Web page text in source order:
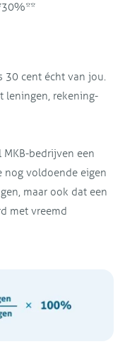
30 cent écht van jou.
leningen, rekening-
bedrijven een
nog voldoende eigen
maar ook dat een
met vreemd